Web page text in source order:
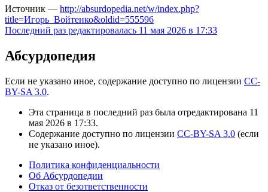
Источник — http://absurdopedia.net/w/index.php?
title=Игорь_Войтенко&oldid=555596
Последний раз редактировалась 11 мая 2026 в 17:33
Абсурдопедия
Если не указано иное, содержание доступно по лицензии CC-
BY-SA 3.0.
Эта страница в последний раз была отредактирована 11
мая 2026 в 17:33.
Содержание доступно по лицензии CC-BY-SA 3.0 (если
не указано иное).
Политика конфиденциальности
Об Абсурдопедии
Отказ от безответственности